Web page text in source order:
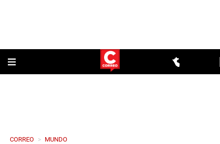
CORREO > MUNDO